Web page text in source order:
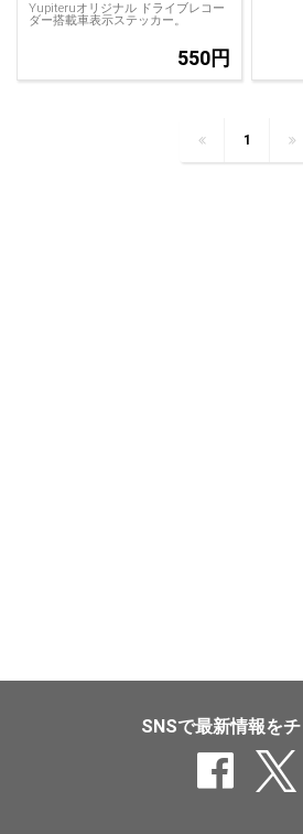
Yupiteruオリジナル ドライブレコー
ダー搭載車表示ステッカー。
550円
1
SNSで最新情報を